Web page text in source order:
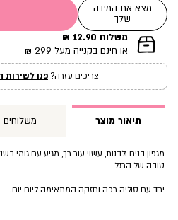
מצא את המידה
שלך
|
תומך
עמוד
מוצר
משלוח 12.90 ₪
או חינם בקנייה מעל 299 ₪
צריכים עזרה?פנו לשירות
תיאור מוצר משלוחים
מגפון בנים ולבנות, עשוי עור רך, מגיע עם גומי
טובה של הרגל
יחד עם סוליה רכה וחזקה המתאימה ליום יום.